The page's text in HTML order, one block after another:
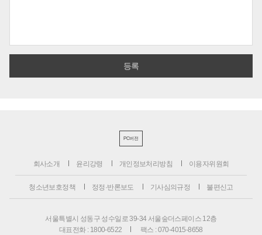
PC버전
회사소개 윤리강령 개인정보처리방침 이용자위원회
청소년보호정책 정정·반론보도 기사심의규정 불편신고
서울특별시 성동구 성수일로 39-34 서울숲더스페이스 12층
대표전화 : 1800-6522
팩스 : 070-4015-8658